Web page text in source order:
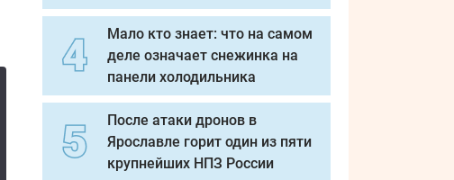
Мало кто знает: что на самом
деле означает снежинка на
панели холодильника
После атаки дронов в
Ярославле горит один из пяти
крупнейших НПЗ России